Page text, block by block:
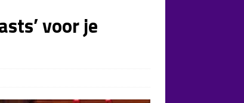
voor je